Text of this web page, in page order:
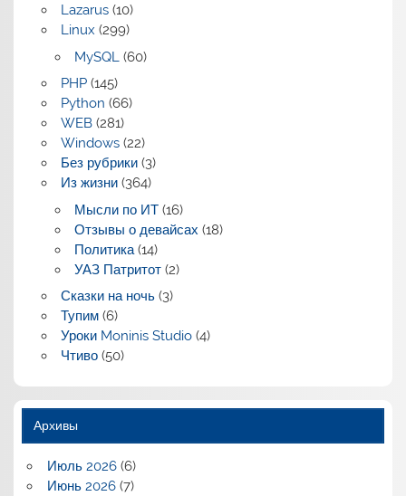
Lazarus(10)
Linux (299)
MySQL (60)
PHP(145)
Python (66)
WEB(281)
Windows(22)
Без рубрики(3)
Из жизни(364)
Мысли по ИТ(16)
Отзывы о девайсах (18)
Политика(14)
УАЗ Патритот(2)
Сказки на ночь(3)
Тупим(6)
Уроки Moninis Studio(4)
Чтиво(50)
Архивы
Июль 2026(6)
Июнь 2026(7)